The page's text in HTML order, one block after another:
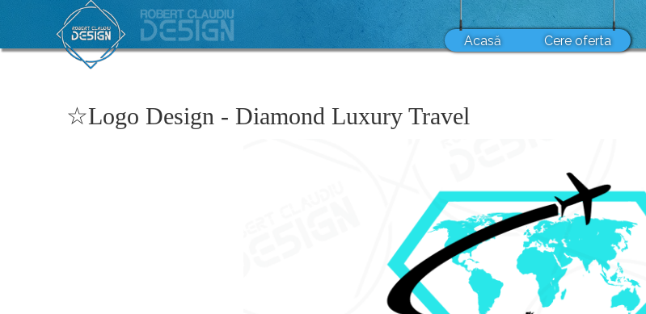
Acasă Cere oferta
☆Logo Design - Diamond Luxury Travel